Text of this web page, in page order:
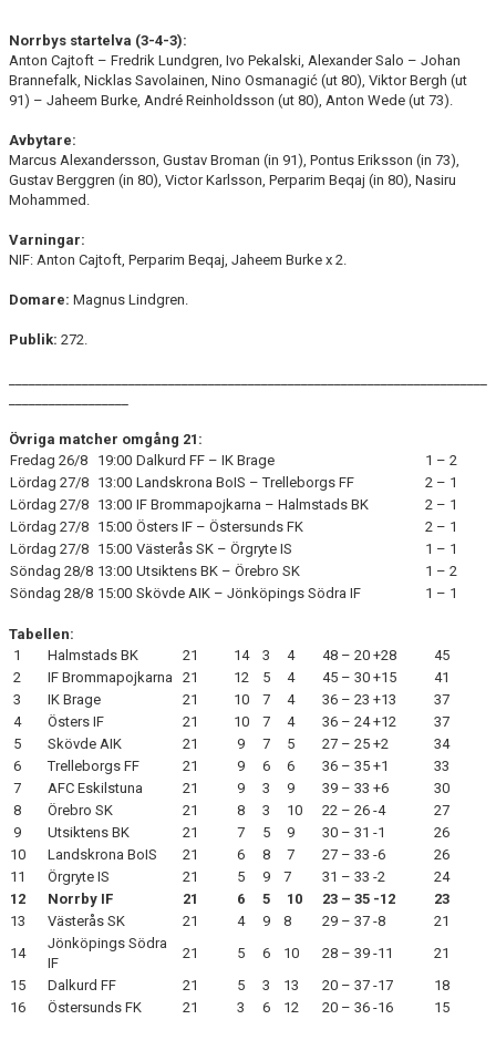
Norrbys startelva (3-4-3):
Anton Cajtoft – Fredrik Lundgren, Ivo Pekalski, Alexander Salo – Johan
Brannefalk, Nicklas Savolainen, Nino Osmanagić (ut 80), Viktor Bergh (ut
91) – Jaheem Burke, André Reinholdsson (ut 80), Anton Wede (ut 73).
Avbytare:
Marcus Alexandersson, Gustav Broman (in 91), Pontus Eriksson (in 73),
Gustav Berggren (in 80), Victor Karlsson, Perparim Beqaj (in 80), Nasiru
Mohammed.
Varningar:
NIF: Anton Cajtoft, Perparim Beqaj, Jaheem Burke x 2.
Domare: Magnus Lindgren.
Publik: 272.
Övriga matcher omgång 21:
Fredag 26/8
19:00 Dalkurd FF – IK Brage
1 – 2
Lördag 27/8 13:00 Landskrona BoIS – Trelleborgs FF
2 – 1
Lördag 27/8 13:00 IF Brommapojkarna – Halmstads BK
2 – 1
Lördag 27/8 15:00 Östers IF – Östersunds FK
2 – 1
Lördag 27/8 15:00 Västerås SK – Örgryte IS
1 – 1
Söndag 28/8 13:00 Utsiktens BK – Örebro SK
1 – 2
Söndag 28/8 15:00 Skövde AIK – Jönköpings Södra IF 1 – 1
Tabellen:
1
Halmstads BK 21 14 3 4 48 – 20 +28
45
2
IF Brommapojkarna 21 12 5 4 45 – 30 +15
41
3
IK Brage 21 10 7 4 36 – 23 +13
37
4
Östers IF 21 10 7 4 36 – 24 +12
37
5
Skövde AIK 21 9 7 5 27 – 25 +2
34
6
Trelleborgs FF 21 9 6 6 36 – 35 +1
33
7
AFC Eskilstuna 21 9 3 9 39 – 33 +6
30
8
Örebro SK 21 8 3 10 22 – 26 -4
27
9
Utsiktens BK 21 7 5 9 30 – 31 -1
26
10
Landskrona BoIS 21 6 8 7 27 – 33 -6
26
11
Örgryte IS 21 5 9 7 31 – 33 -2
24
12
Norrby IF 21 6 5 10 23 – 35 -12
23
13
Västerås SK 21 4 9 8 29 – 37 -8
21
14
Jönköpings Södra
IF
21 5 6 10 28 – 39 -11
21
15
Dalkurd FF 21 5 3 13 20 – 37 -17
18
16
Östersunds FK 21 3 6 12 20 – 36 -16 15